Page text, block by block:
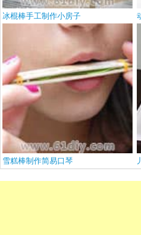
冰棍棒手工制作小房子
雪糕棒制作简易口琴